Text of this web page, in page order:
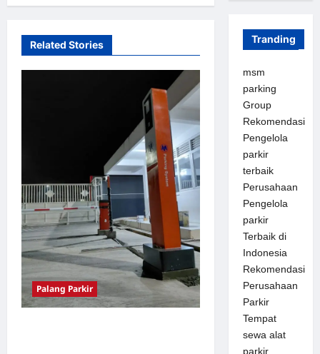
t
Related Stories
Palang Parkir
Tranding
msm
parking
Group
Rekomendasi
Pengelola
parkir
terbaik
Perusahaan
Pengelola
parkir
Terbaik di
Indonesia
Rekomendasi
Perusahaan
Parkir
Tempat
sewa alat
parkir